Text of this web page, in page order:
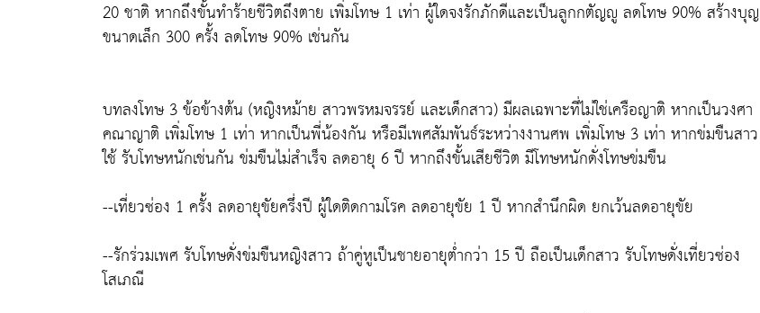
20 ชาติ หากถึงขั้นทำร้ายชีวิตถึงตาย เพิ่มโทษ 1 เท่า ผู้ใดจงรักภักดีและเป็นลูกกตัญญู ลดโทษ 90% สร้างบุญ
ขนาดเล็ก 300 ครั้ง ลดโทษ 90% เช่นกัน
บทลงโทษ 3 ข้อข้างต้น (หญิงหม้าย สาวพรหมจรรย์ และเด็กสาว) มีผลเฉพาะที่ไม่ใช่เครือญาติ หากเป็นวงศา
คณาญาติ เพิ่มโทษ 1 เท่า หากเป็นพี่น้องกัน หรือมีเพศสัมพันธ์ระหว่างงานศพ เพิ่มโทษ 3 เท่า หากข่มขืนสาว
ใช้ รับโทษหนักเช่นกัน ข่มขืนไม่สำเร็จ ลดอายุ 6 ปี หากถึงขั้นเสียชีวิต มีโทษหนักดั่งโทษข่มขืน
--เที่ยวซ่อง 1 ครั้ง ลดอายุขัยครึ่งปี ผู้ใดติดกามโรค ลดอายุขัย 1 ปี หากสำนึกผิด ยกเว้นลดอายุขัย
--รักร่วมเพศ รับโทษดั่งข่มขืนหญิงสาว ถ้าคู่หูเป็นชายอายุต่ำกว่า 15 ปี ถือเป็นเด็กสาว รับโทษดั่งเที่ยวซ่อง
โสเภณี